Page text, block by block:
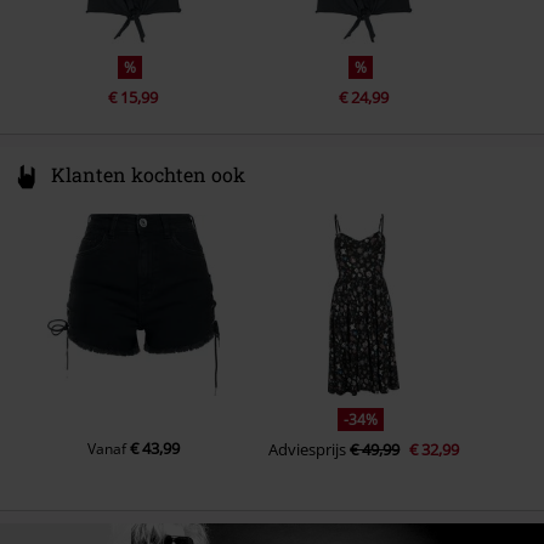
%
€ 15,99
%
€ 24,99
Klanten kochten ook
Vanaf€ 43,99
-34%
Adviesprijs€ 49,99 € 32,99